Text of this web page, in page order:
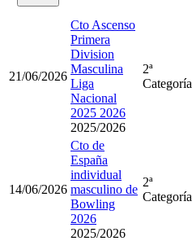
21/06/2026
Cto Ascenso
Primera
Division
Masculina
Liga
Nacional
2025 2026
2025/2026
2ª
Categoría
14/06/2026
Cto de
España
individual
masculino de
Bowling
2026
2025/2026
2ª
Categoría